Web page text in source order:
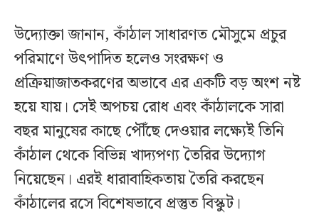
উদ্যোক্তা জানান, কাঁঠাল সাধারণত মৌসুমে প্রচুর
পরিমাণে উৎপাদিত হলেও সংরক্ষণ ও
প্রক্রিয়াজাতকরণের অভাবে এর একটি বড় অংশ নষ্ট
হয়ে যায়। সেই অপচয় রোধ এবং কাঁঠালকে সারা
বছর মানুষের কাছে পৌঁছে দেওয়ার লক্ষ্যেই তিনি
কাঁঠাল থেকে বিভিন্ন খাদ্যপণ্য তৈরির উদ্যোগ
নিয়েছেন। এরই ধারাবাহিকতায় তৈরি করছেন
কাঁঠালের রসে বিশেষভাবে প্রস্তুত বিস্কুট।